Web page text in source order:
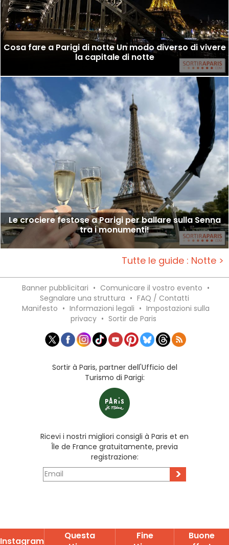
Cosa fare a Parigi di notte Un modo diverso di vivere
la capitale di notte
Le crociere festose a Parigi per ballare sulla Senna
tra i monumenti!
Tutte le guide : Notte >
Banner pubblicitari • Comunicare il vostro evento •
Segnalare una struttura • FAQ / Contatti
Manifesto • Informazioni legali • Impostazioni sulla
privacy • Sortir de Paris
Sortir à Paris, partner dell'Ufficio del
Turismo di Parigi:
Ricevi i nostri migliori consigli à Paris et en
Île de France gratuitamente, previa
registrazione:
>
Instagram
Questa
Fine
Buone